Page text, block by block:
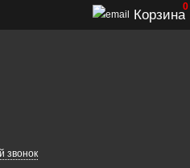
звонок
Корзина
0